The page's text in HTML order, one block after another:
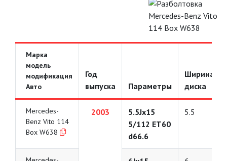
Марка
модель
модификация
Авто
Год
выпуска
Параметры
Ширина
диска
Mercedes-
Benz Vito 114
Box W638
2003
5.5Jx15
5/112 ET60
d66.6
5.5